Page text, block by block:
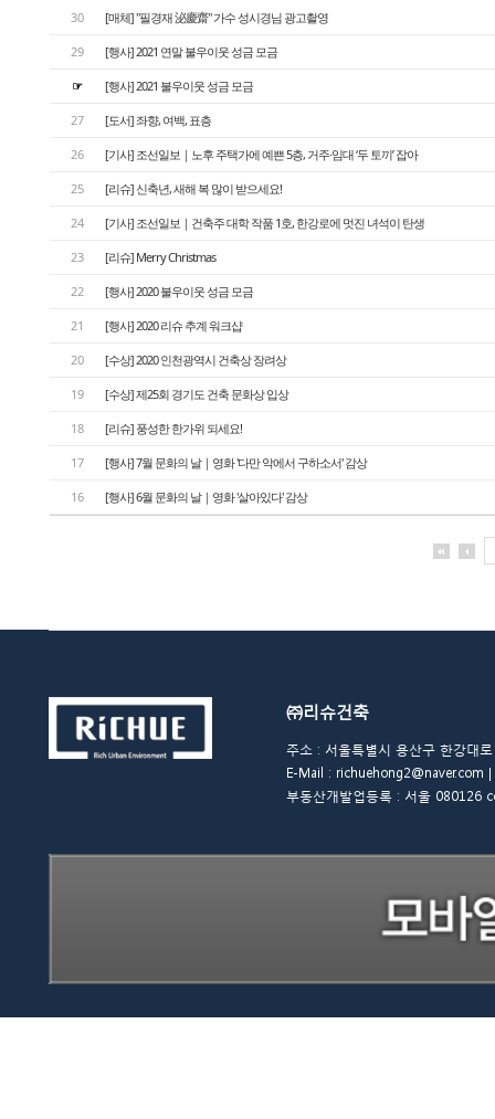
30 [매체] "필경재 泌慶齋" 가수 성시경님 광고촬영
29 [행사] 2021 연말 불우이웃 성금 모금
☞ [행사] 2021 불우이웃 성금 모금
27 [도서] 좌향, 여백, 표층
26 [기사] 조선일보｜노후 주택가에 예쁜 5층, 거주·임대 ‘두 토끼’ 잡아
25 [리슈] 신축년, 새해 복 많이 받으세요!
24 [기사] 조선일보｜건축주 대학 작품 1호, 한강로에 멋진 녀석이 탄생
23 [리슈] Merry Christmas
22 [행사] 2020 불우이웃 성금 모금
21 [행사] 2020 리슈 추계 워크샵
20 [수상] 2020 인천광역시 건축상 장려상
19 [수상] 제25회 경기도 건축 문화상 입상
18 [리슈] 풍성한 한가위 되세요!
17 [행사] 7월 문화의 날｜영화 '다만 악에서 구하소서' 감상
16 [행사] 6월 문화의 날｜영화 '살아있다' 감상
㈜리슈건축
주소 : 서울특별시 용산구 한강대
E-Mail :
부동산개발업등록 : 서울 080126